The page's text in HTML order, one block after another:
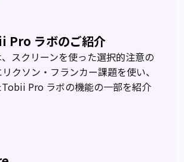
Pro ラボのご紹介
スクリーンを使った選択的注意の
クソン・フランカー課題を使い、
Pro ラボの機能の一部を紹介